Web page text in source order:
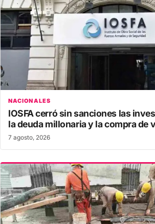
NACIONALES
IOSFA cerró sin sanciones las
la deuda millonaria y la compra de
7 agosto, 2026